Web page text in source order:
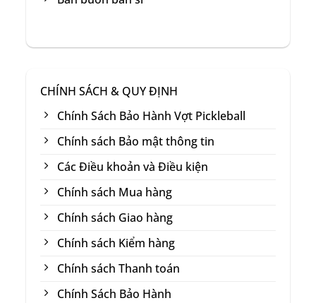
CHÍNH SÁCH & QUY ĐỊNH
Chính Sách Bảo Hành Vợt Pickleball
Chính sách Bảo mật thông tin
Các Điều khoản và Điều kiện
Chính sách Mua hàng
Chính sách Giao hàng
Chính sách Kiểm hàng
Chính sách Thanh toán
Chính Sách Bảo Hành